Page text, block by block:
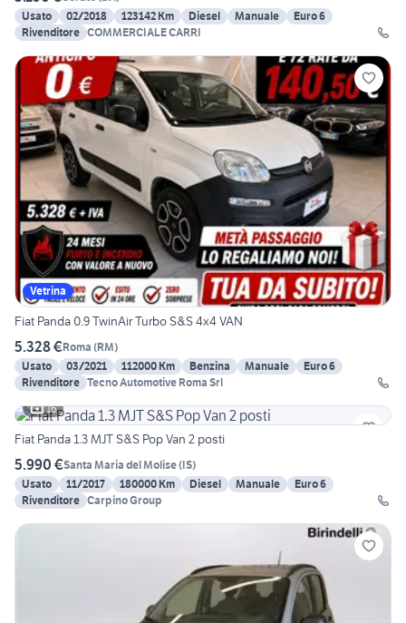
Usato
02/2018 123142 Km Diesel Manuale
Euro 6
Rivenditore COMMERCIALE CARRI
Vetrina
Fiat Panda 0.9 TwinAir Turbo S&S 4x4 VAN
5.328 €Roma (RM)
Usato
03/2021 112000 Km Benzina Manuale
Euro 6
Rivenditore Tecno Automotive Roma Srl
16
Fiat Panda 1.3 MJT S&S Pop Van 2 posti
5.990 €Santa Maria del Molise(IS)
Usato
11/2017 180000 Km Diesel Manuale
Euro 6
Rivenditore Carpino Group